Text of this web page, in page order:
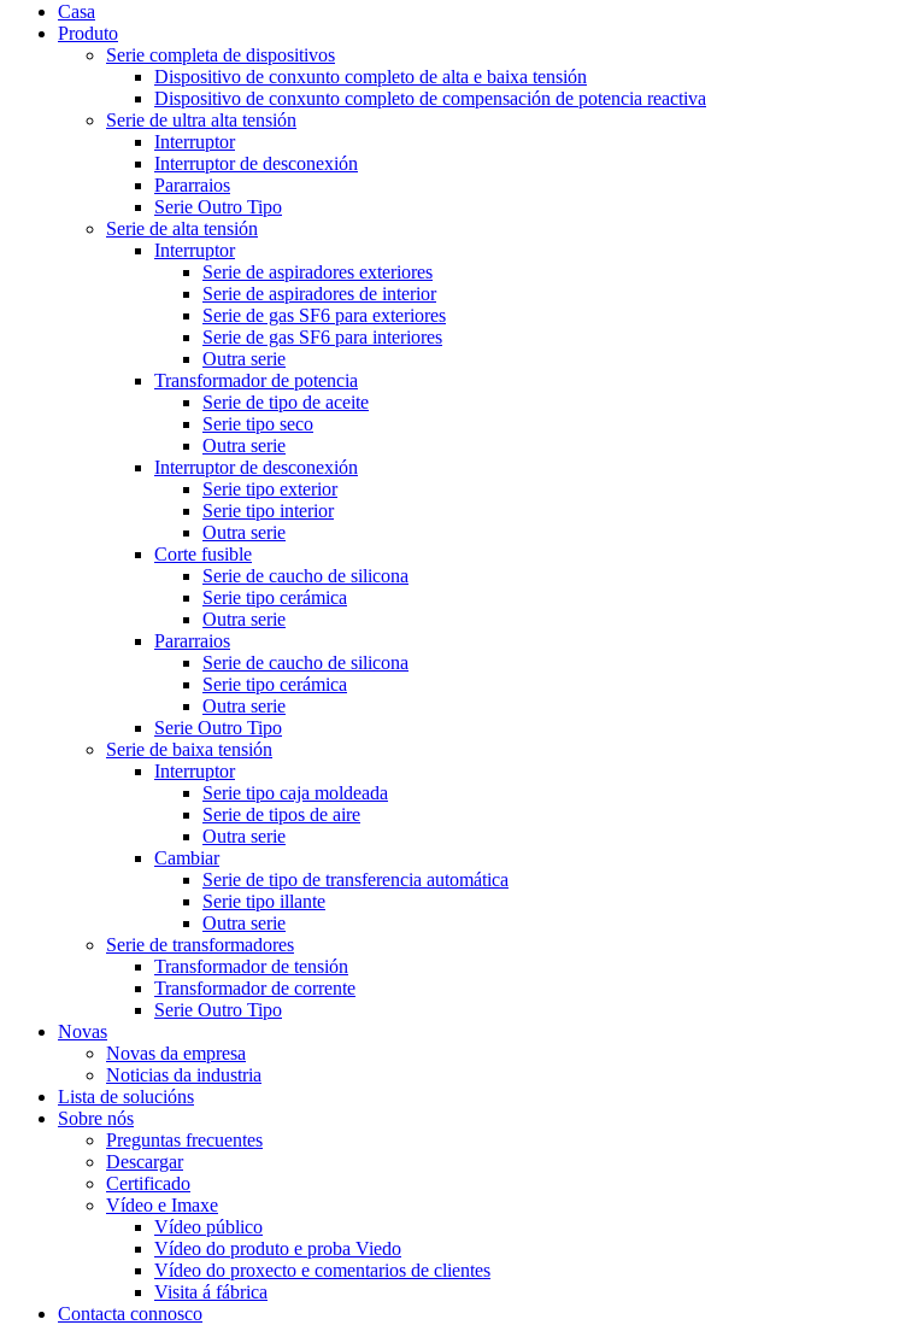
Casa
Produto
Serie completa de dispositivos
Dispositivo de conxunto completo de alta e baixa tensión
Dispositivo de conxunto completo de compensación de potencia reactiva
Serie de ultra alta tensión
Interruptor
Interruptor de desconexión
Pararraios
Serie Outro Tipo
Serie de alta tensión
Interruptor
Serie de aspiradores exteriores
Serie de aspiradores de interior
Serie de gas SF6 para exteriores
Serie de gas SF6 para interiores
Outra serie
Transformador de potencia
Serie de tipo de aceite
Serie tipo seco
Outra serie
Interruptor de desconexión
Serie tipo exterior
Serie tipo interior
Outra serie
Corte fusible
Serie de caucho de silicona
Serie tipo cerámica
Outra serie
Pararraios
Serie de caucho de silicona
Serie tipo cerámica
Outra serie
Serie Outro Tipo
Serie de baixa tensión
Interruptor
Serie tipo caja moldeada
Serie de tipos de aire
Outra serie
Cambiar
Serie de tipo de transferencia automática
Serie tipo illante
Outra serie
Serie de transformadores
Transformador de tensión
Transformador de corrente
Serie Outro Tipo
Novas
Novas da empresa
Noticias da industria
Lista de solucións
Sobre nós
Preguntas frecuentes
Descargar
Certificado
Vídeo e Imaxe
Vídeo público
Vídeo do produto e proba Viedo
Vídeo do proxecto e comentarios de clientes
Visita á fábrica
Contacta connosco